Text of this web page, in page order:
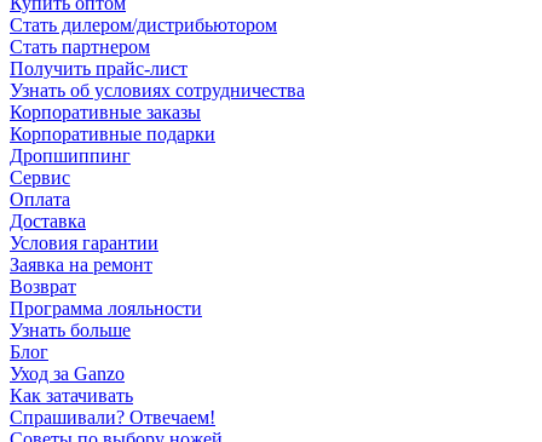
Стать дилером/дистрибьютором
Стать партнером
Получить прайс-лист
Узнать об условиях сотрудничества
Корпоративные заказы
Корпоративные подарки
Дропшиппинг
Сервис
Оплата
Доставка
Условия гарантии
Заявка на ремонт
Возврат
Программа лояльности
Узнать больше
Блог
Уход за Ganzo
Как затачивать
Спрашивали? Отвечаем!